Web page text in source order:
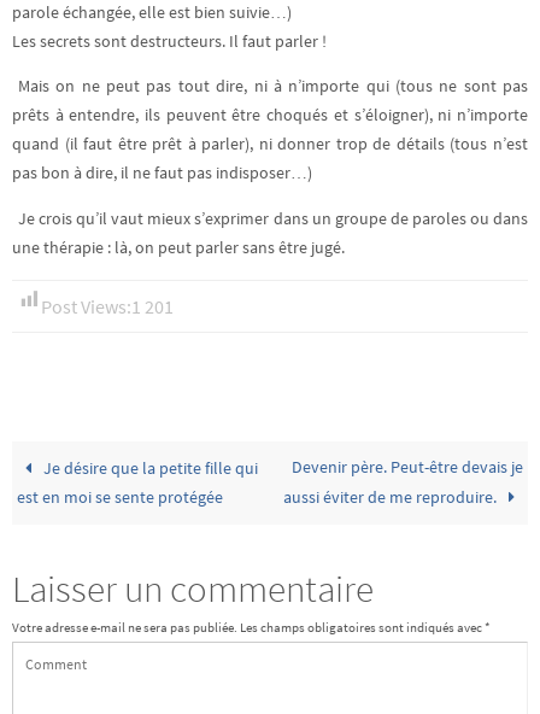
parole échangée, elle est bien suivie…)
Les secrets sont destructeurs. Il faut parler !
Mais on ne peut pas tout dire, ni à n’importe qui (tous ne sont pas
prêts à entendre, ils peuvent être choqués et s’éloigner), ni n’importe
quand (il faut être prêt à parler), ni donner trop de détails (tous n’est
pas bon à dire, il ne faut pas indisposer…)
Je crois qu’il vaut mieux s’exprimer dans un groupe de paroles ou dans
une thérapie : là, on peut parler sans être jugé.
Post Views:1 201
Je désire que la petite fille qui
est en moi se sente protégée
Devenir père. Peut-être devais je
aussi éviter de me reproduire.
Laisser un commentaire
Votre adresse e-mail ne sera pas publiée. Les champs obligatoires sont indiqués avec*